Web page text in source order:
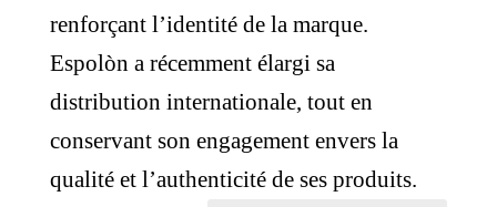
renforçant l’identité de la marque.
Espolòn a récemment élargi sa
distribution internationale, tout en
conservant son engagement envers la
qualité et l’authenticité de ses produits.